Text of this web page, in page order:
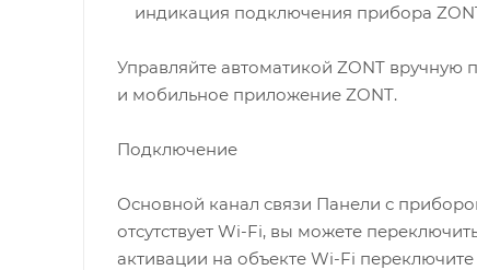
индикация подключения прибора
Управляйте автоматикой ZONT
и мобильное приложение ZONT.
Подключение
Основной канал связи Панели с
отсутствует Wi-Fi, вы можете
активации на объекте Wi-Fi